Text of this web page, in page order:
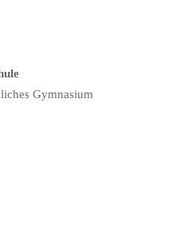
Gymnasium